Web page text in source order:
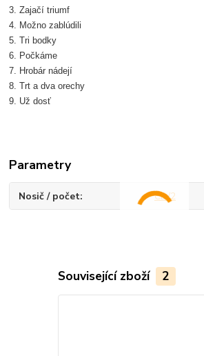
3. Zajačí triumf
4. Možno zablúdili
5. Tri bodky
6. Počkáme
7. Hrobár nádejí
8. Trt a dva orechy
9. Už dosť
Parametry
Nosič / počet CD/2
Související zboží 2